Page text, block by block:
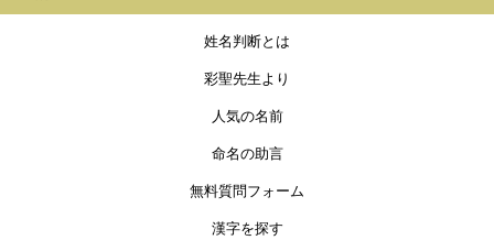
姓名判断とは
彩聖先生より
人気の名前
命名の助言
無料質問フォーム
漢字を探す